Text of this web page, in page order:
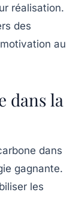
réalisation.
des
au
dans la
dans
gagnante.
les